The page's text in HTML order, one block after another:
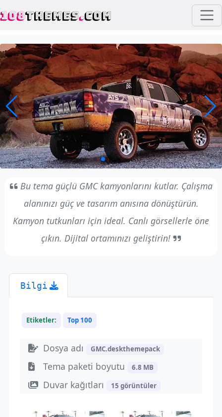
108THEMES.COM
Bu tema güçlü GMC kamyonlarını kutlar. Çalışma
alanınızı güç ve tasarım anısına dönüştürün.
Kamyon tutkunları için ideal. Canlı görsellerle öne
çıkın. Dijital ortamınızı geliştirin!
Bilgi
Etiketler: Top 100
Dosya adı GMC.deskthemepack
Tema paketi boyutu 6.8 MB
Duvar kağıtları 15 görüntüler